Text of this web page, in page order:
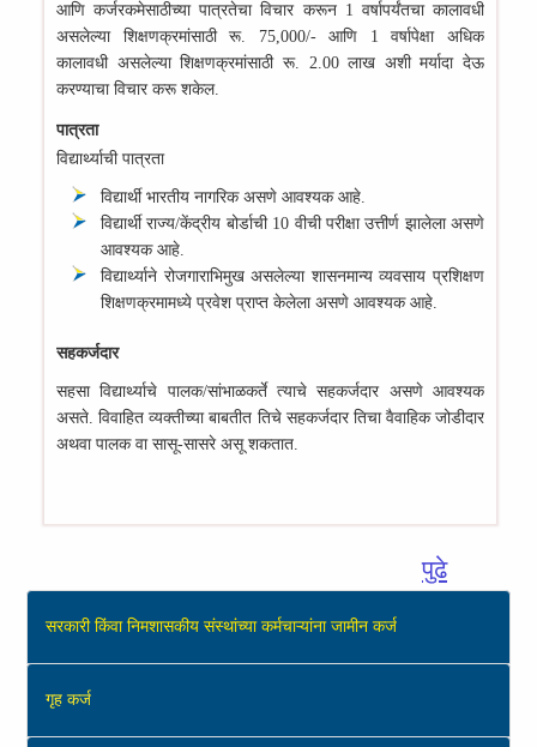
आणि कर्जरकमेसाठीच्या पात्रतेचा विचार करून 1 वर्षापर्यंतचा कालावधी
असलेल्या शिक्षणक्रमांसाठी रू. 75,000/- आणि 1 वर्षापेक्षा अधिक
कालावधी असलेल्या शिक्षणक्रमांसाठी रू. 2.00 लाख अशी मर्यादा देऊ
करण्याचा विचार करू शकेल.
पात्रता
विद्यार्थ्याची पात्रता
विद्यार्थी भारतीय नागरिक असणे आवश्यक आहे.
विद्यार्थी राज्य/केंद्रीय बोर्डाची 10 वीची परीक्षा उत्तीर्ण झालेला असणे
आवश्यक आहे.
विद्यार्थ्याने रोजगाराभिमुख असलेल्या शासनमान्य व्यवसाय प्रशिक्षण
शिक्षणक्रमामध्ये प्रवेश प्राप्त केलेला असणे आवश्यक आहे.
सहकर्जदार
सहसा विद्यार्थ्याचे पालक/सांभाळकर्ते त्याचे सहकर्जदार असणे आवश्यक
असते. विवाहित व्यक्तीच्या बाबतीत तिचे सहकर्जदार तिचा वैवाहिक जोडीदार
अथवा पालक वा सासू-सासरे असू शकतात.
पुढे
सरकारी किंवा निमशासकीय संस्थांच्या कर्मचाऱ्यांना जामीन कर्ज
गृह कर्ज